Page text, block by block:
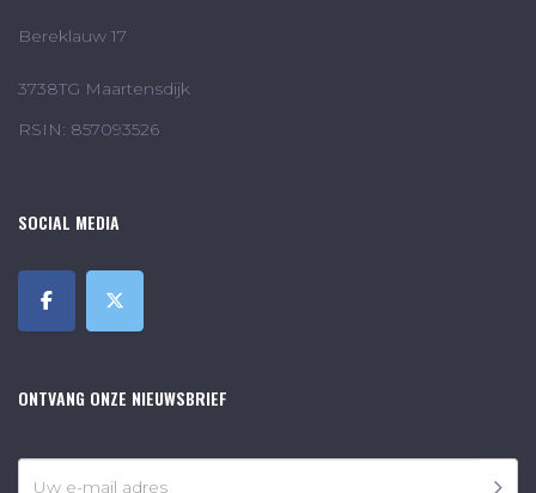
Bereklauw 17
3738TG Maartensdijk
RSIN: 857093526
SOCIAL MEDIA
ONTVANG ONZE NIEUWSBRIEF